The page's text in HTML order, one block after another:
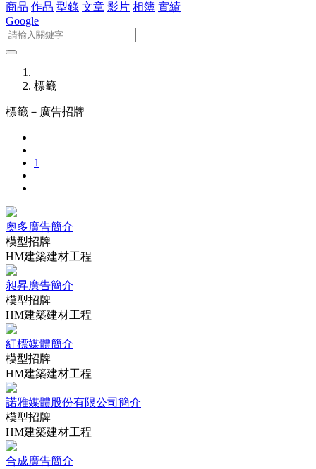
商品 作品 型錄 文章 影片 相簿 實績
Google
標籤
標籤－ 廣告招牌
1
奧多廣告簡介
模型招牌
HM建築建材工程
昶昇廣告簡介
模型招牌
HM建築建材工程
紅標媒體簡介
模型招牌
HM建築建材工程
諾雅媒體股份有限公司簡介
模型招牌
HM建築建材工程
合成廣告簡介